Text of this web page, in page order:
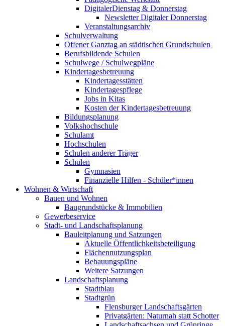
DigitalerDienstag & Donnerstag
Newsletter Digitaler Donnerstag
Veranstaltungsarchiv
Schulverwaltung
Offener Ganztag an städtischen Grundschulen
Berufsbildende Schulen
Schulwege / Schulwegpläne
Kindertagesbetreuung
Kindertagesstätten
Kindertagespflege
Jobs in Kitas
Kosten der Kindertagesbetreuung
Bildungsplanung
Volkshochschule
Schulamt
Hochschulen
Schulen anderer Träger
Schulen
Gymnasien
Finanzielle Hilfen - Schüler*innen
Wohnen & Wirtschaft
Bauen und Wohnen
Baugrundstücke & Immobilien
Gewerbeservice
Stadt- und Landschaftsplanung
Bauleitplanung und Satzungen
Aktuelle Öffentlichkeitsbeteiligung
Flächennutzungsplan
Bebauungspläne
Weitere Satzungen
Landschaftsplanung
Stadtblau
Stadtgrün
Flensburger Landschaftsgärten
Privatgärten: Naturnah statt Schotter